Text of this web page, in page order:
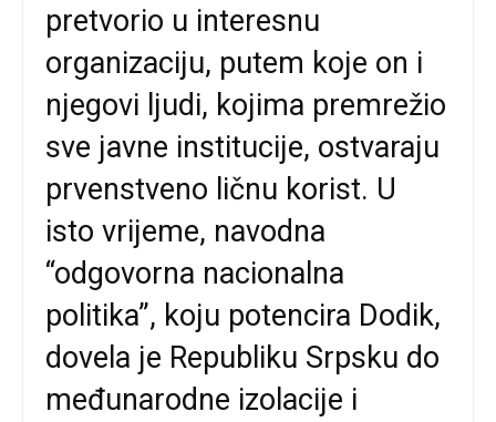
pretvorio u interesnu
organizaciju, putem koje on i
njegovi ljudi, kojima premrežio
sve javne institucije, ostvaraju
prvenstveno ličnu korist. U
isto vrijeme, navodna
“odgovorna nacionalna
politika”, koju potencira Dodik,
dovela je Republiku Srpsku do
međunarodne izolacije i